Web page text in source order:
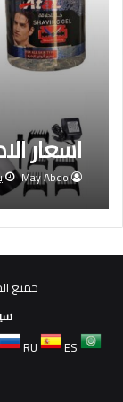
اسعار
May Abdo
جميع
RU
ES